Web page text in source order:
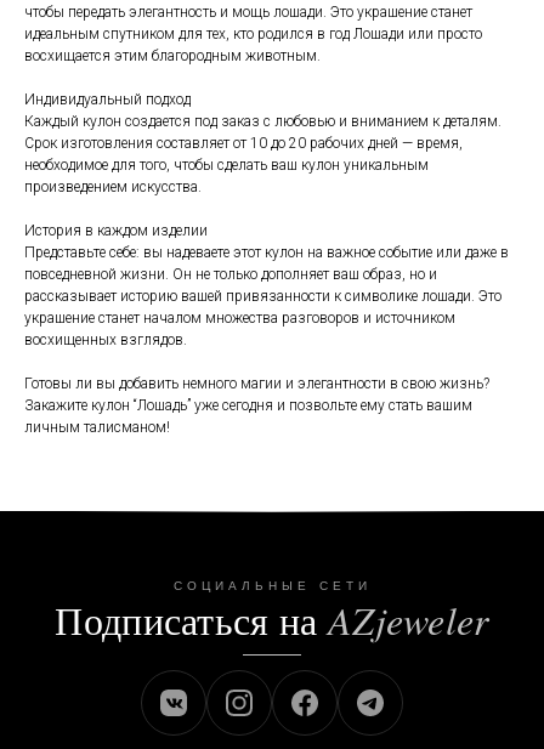
чтобы передать элегантность и мощь лошади. Это украшение станет
идеальным спутником для тех, кто родился в год Лошади или просто
восхищается этим благородным животным.
Индивидуальный подход
Каждый кулон создается под заказ с любовью и вниманием к деталям.
Срок изготовления составляет от 10 до 20 рабочих дней — время,
необходимое для того, чтобы сделать ваш кулон уникальным
произведением искусства.
История в каждом изделии
Представьте себе: вы надеваете этот кулон на важное событие или даже в
повседневной жизни. Он не только дополняет ваш образ, но и
рассказывает историю вашей привязанности к символике лошади. Это
украшение станет началом множества разговоров и источником
восхищенных взглядов.
Готовы ли вы добавить немного магии и элегантности в свою жизнь?
Закажите кулон “Лошадь” уже сегодня и позвольте ему стать вашим
личным талисманом!
СОЦИАЛЬНЫЕ СЕТИ
Подписаться наAZjeweler